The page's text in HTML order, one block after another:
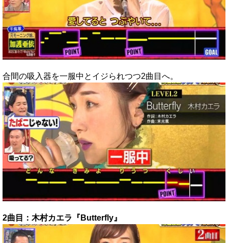
合間の吸入器を一服中とイジられつつ2曲目へ。
2曲目：木村カエラ『Butterfly』